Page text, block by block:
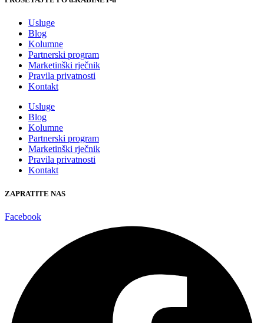
Usluge
Blog
Kolumne
Partnerski program
Marketinški rječnik
Pravila privatnosti
Kontakt
Usluge
Blog
Kolumne
Partnerski program
Marketinški rječnik
Pravila privatnosti
Kontakt
ZAPRATITE NAS
Facebook